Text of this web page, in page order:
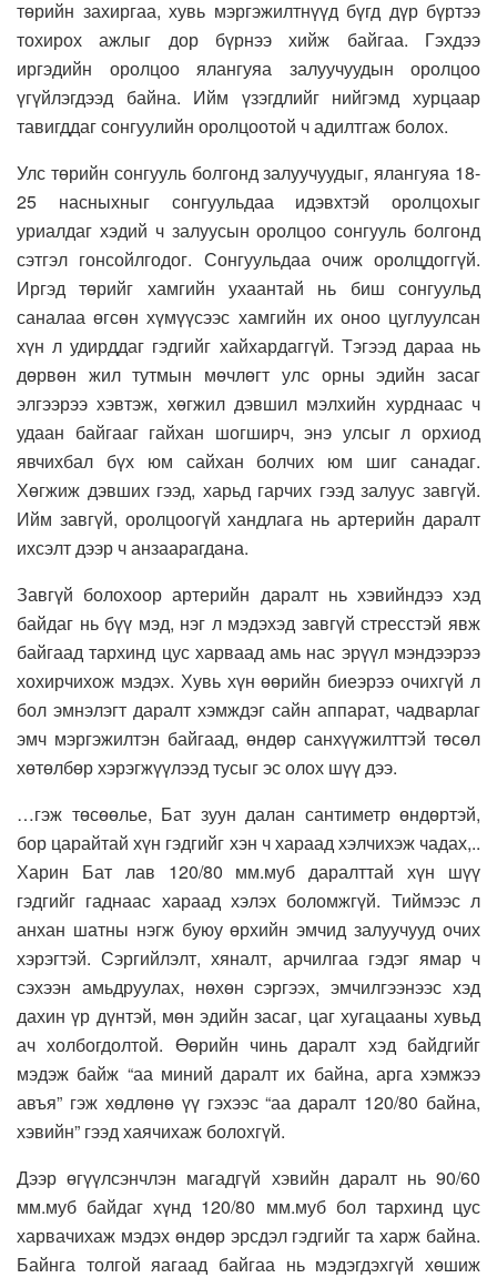
төрийн захиргаа, хувь мэргэжилтнүүд бүгд дүр бүртээ
тохирох ажлыг дор бүрнээ хийж байгаа. Гэхдээ
иргэдийн оролцоо ялангуяа залуучуудын оролцоо
үгүйлэгдээд байна. Ийм үзэгдлийг нийгэмд хурцаар
тавигддаг сонгуулийн оролцоотой ч адилтгаж болох.
Улс төрийн сонгууль болгонд залуучуудыг, ялангуяа 18-
25 насныхныг сонгуульдаа идэвхтэй оролцохыг
уриалдаг хэдий ч залуусын оролцоо сонгууль болгонд
сэтгэл гонсойлгодог. Сонгуульдаа очиж оролцдоггүй.
Иргэд төрийг хамгийн ухаантай нь биш сонгуульд
саналаа өгсөн хүмүүсээс хамгийн их оноо цуглуулсан
хүн л удирддаг гэдгийг хайхардаггүй. Тэгээд дараа нь
дөрвөн жил тутмын мөчлөгт улс орны эдийн засаг
элгээрээ хэвтэж, хөгжил дэвшил мэлхийн хурднаас ч
удаан байгааг гайхан шогширч, энэ улсыг л орхиод
явчихбал бүх юм сайхан болчих юм шиг санадаг.
Хөгжиж дэвших гээд, харьд гарчих гээд залуус завгүй.
Ийм завгүй, оролцоогүй хандлага нь артерийн даралт
ихсэлт дээр ч анзаарагдана.
Завгүй болохоор артерийн даралт нь хэвийндээ хэд
байдаг нь бүү мэд, нэг л мэдэхэд завгүй стресстэй явж
байгаад тархинд цус харваад амь нас эрүүл мэндээрээ
хохирчихож мэдэх. Хувь хүн өөрийн биеэрээ очихгүй л
бол эмнэлэгт даралт хэмждэг сайн аппарат, чадварлаг
эмч мэргэжилтэн байгаад, өндөр санхүүжилттэй төсөл
хөтөлбөр хэрэгжүүлээд тусыг эс олох шүү дээ.
…гэж төсөөлье, Бат зуун далан сантиметр өндөртэй,
бор царайтай хүн гэдгийг хэн ч хараад хэлчихэж чадах,..
Харин Бат лав 120/80 мм.муб даралттай хүн шүү
гэдгийг гаднаас хараад хэлэх боломжгүй. Тиймээс л
анхан шатны нэгж буюу өрхийн эмчид залуучууд очих
хэрэгтэй. Сэргийлэлт, хяналт, арчилгаа гэдэг ямар ч
сэхээн амьдруулах, нөхөн сэргээх, эмчилгээнээс хэд
дахин үр дүнтэй, мөн эдийн засаг, цаг хугацааны хувьд
ач холбогдолтой. Өөрийн чинь даралт хэд байдгийг
мэдэж байж “аа миний даралт их байна, арга хэмжээ
авъя” гэж хөдлөнө үү гэхээс “аа даралт 120/80 байна,
хэвийн” гээд хаячихаж болохгүй.
Дээр өгүүлсэнчлэн магадгүй хэвийн даралт нь 90/60
мм.муб байдаг хүнд 120/80 мм.муб бол тархинд цус
харвачихаж мэдэх өндөр эрсдэл гэдгийг та харж байна.
Байнга толгой яагаад байгаа нь мэдэгдэхгүй хөшиж